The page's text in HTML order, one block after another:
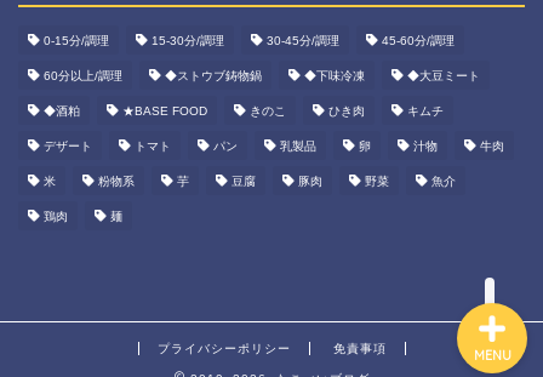
0-15分/調理 15-30分/調理 30-45分/調理 45-60分/調理
60分以上/調理 ◆ストウブ鋳物鍋 ◆下味冷凍 ◆大豆ミート
◆酒粕 ★BASE FOOD きのこ ひき肉 キムチ
デザート トマト パン 乳製品 卵 汁物 牛肉
米 粉物系 芋 豆腐 豚肉 野菜 魚介
鶏肉 麺
プライバシーポリシー 免責事項 MENU
ホーム
資産運用
ダイエット